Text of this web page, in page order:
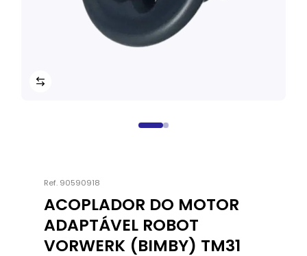
Ref. 90590918
ACOPLADOR DO MOTOR
ADAPTÁVEL ROBOT
VORWERK (BIMBY) TM31